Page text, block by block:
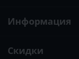
Информация
Скидки